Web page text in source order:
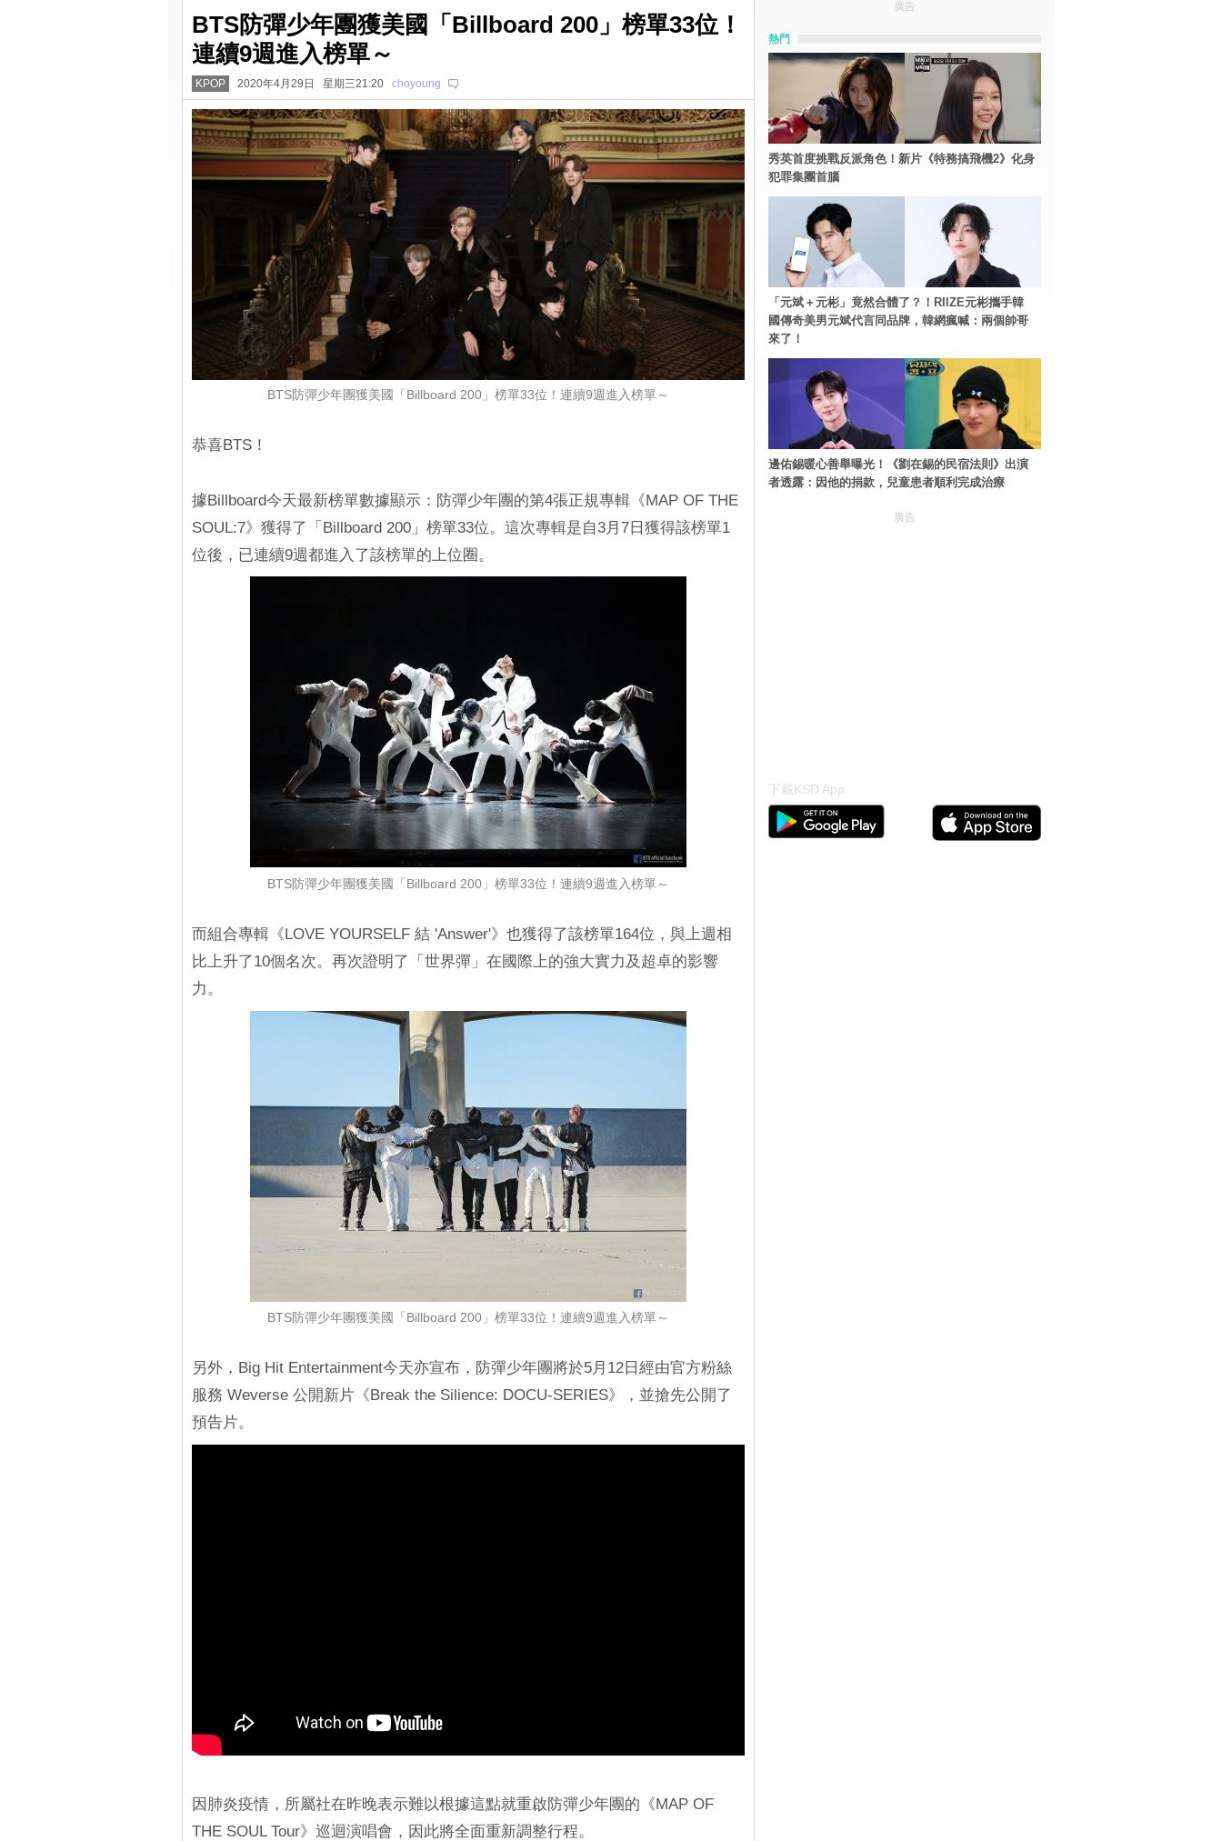
BTS防彈少年團獲美國「Billboard 200」榜單33位！
連續9週進入榜單～
KPOP 2020年4月29日 星期三21:20 choyoung
BTS防彈少年團獲美國「Billboard 200」榜單33位！連續9週進入榜單～
恭喜BTS！
據Billboard今天最新榜單數據顯示：防彈少年團的第4張正規專輯《MAP OF THE
SOUL:7》獲得了「Billboard 200」榜單33位。這次專輯是自3月7日獲得該榜單1
位後，已連續9週都進入了該榜單的上位圈。
BTS防彈少年團獲美國「Billboard 200」榜單33位！連續9週進入榜單～
而組合專輯《LOVE YOURSELF 結 'Answer'》也獲得了該榜單164位，與上週相
比上升了10個名次。再次證明了「世界彈」在國際上的強大實力及超卓的影響
力。
BTS防彈少年團獲美國「Billboard 200」榜單33位！連續9週進入榜單～
另外，Big Hit Entertainment今天亦宣布，防彈少年團將於5月12日經由官方粉絲
服務 Weverse 公開新片《Break the Silience: DOCU-SERIES》，並搶先公開了
預告片。
因肺炎疫情，所屬社在昨晚表示難以根據這點就重啟防彈少年團的《MAP OF
THE SOUL Tour》巡迴演唱會，因此將全面重新調整行程。
廣告
熱門
秀英首度挑戰反派角色！新片《特務搞飛機2》化身
犯罪集團首腦
「元斌＋元彬」竟然合體了？！RIIZE元彬攜手韓
國傳奇美男元斌代言同品牌，韓網瘋喊：兩個帥哥
來了！
邊佑錫暖心善舉曝光！《劉在錫的民宿法則》出演
者透露：因他的捐款，兒童患者順利完成治療
廣告
下載KSD App